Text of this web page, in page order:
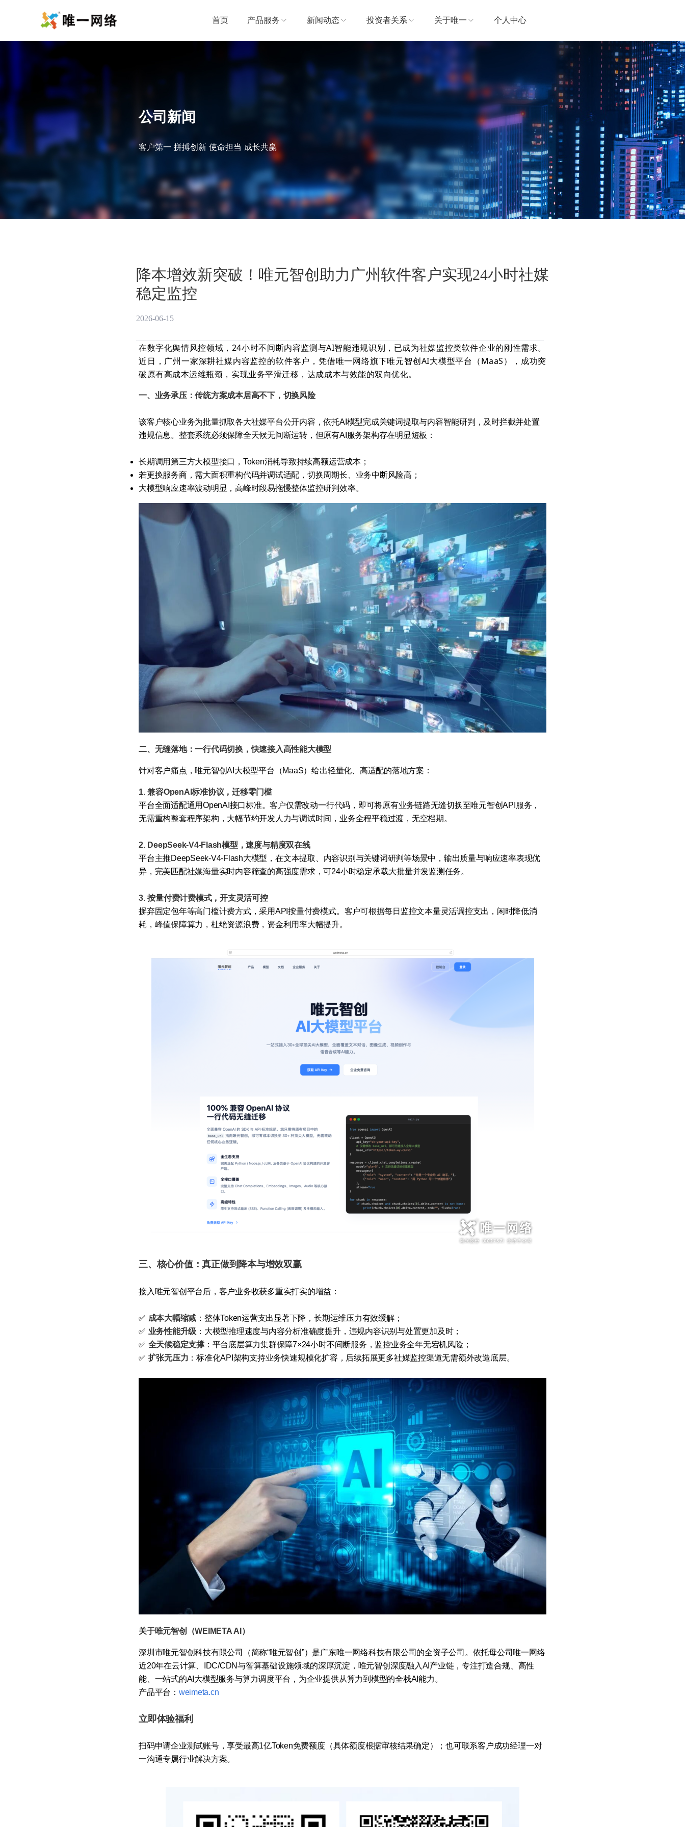
首页 产品服务 新闻动态 投资者关系 关于唯一 个人中心
公司新闻
客户第一 拼搏创新 使命担当 成长共赢
降本增效新突破！唯元智创助力广州软件客户实现24小时社媒
稳定监控
2026-06-15
在数字化舆情风控领域，24小时不间断内容监测与AI智能违规识别，已成为社媒监控类软件企业的刚性需求。
近日，广州一家深耕社媒内容监控的软件客户，凭借唯一网络旗下唯元智创AI大模型平台（MaaS），成功突
破原有高成本运维瓶颈，实现业务平滑迁移，达成成本与效能的双向优化。
一、业务承压：传统方案成本居高不下，切换风险
该客户核心业务为批量抓取各大社媒平台公开内容，依托AI模型完成关键词提取与内容智能研判，及时拦截并处置
违规信息。整套系统必须保障全天候无间断运转，但原有AI服务架构存在明显短板：
长期调用第三方大模型接口，Token消耗导致持续高额运营成本；
若更换服务商，需大面积重构代码并调试适配，切换周期长、业务中断风险高；
大模型响应速率波动明显，高峰时段易拖慢整体监控研判效率。
二、无缝落地：一行代码切换，快速接入高性能大模型
针对客户痛点，唯元智创AI大模型平台（MaaS）给出轻量化、高适配的落地方案：
1. 兼容OpenAI标准协议，迁移零门槛
平台全面适配通用OpenAI接口标准。客户仅需改动一行代码，即可将原有业务链路无缝切换至唯元智创API服务，
无需重构整套程序架构，大幅节约开发人力与调试时间，业务全程平稳过渡，无空档期。
2. DeepSeek-V4-Flash模型，速度与精度双在线
平台主推DeepSeek-V4-Flash大模型，在文本提取、内容识别与关键词研判等场景中，输出质量与响应速率表现优
异，完美匹配社媒海量实时内容筛查的高强度需求，可24小时稳定承载大批量并发监测任务。
3. 按量付费计费模式，开支灵活可控
摒弃固定包年等高门槛计费方式，采用API按量付费模式。客户可根据每日监控文本量灵活调控支出，闲时降低消
耗，峰值保障算力，杜绝资源浪费，资金利用率大幅提升。
三、核心价值：真正做到降本与增效双赢
接入唯元智创平台后，客户业务收获多重实打实的增益：
✅ 成本大幅缩减 ：整体Token运营支出显著下降，长期运维压力有效缓解；
✅ 业务性能升级 ：大模型推理速度与内容分析准确度提升，违规内容识别与处置更加及时；
✅ 全天候稳定支撑：平台底层算力集群保障7×24小时不间断服务，监控业务全年无宕机风险；
✅ 扩张无压力 ：标准化API架构支持业务快速规模化扩容，后续拓展更多社媒监控渠道无需额外改造底层。
关于唯元智创（WEIMETA AI）
深圳市唯元智创科技有限公司（简称“唯元智创”）是广东唯一网络科技有限公司的全资子公司。依托母公司唯一网络
近20年在云计算、IDC/CDN与智算基础设施领域的深厚沉淀，唯元智创深度融入AI产业链，专注打造合规、高性
能、一站式的AI大模型服务与算力调度平台，为企业提供从算力到模型的全栈AI能力。
产品平台： weimeta.cn
立即体验福利
扫码申请企业测试账号，享受最高1亿Token免费额度（具体额度根据审核结果确定）；也可联系客户成功经理一对
一沟通专属行业解决方案。